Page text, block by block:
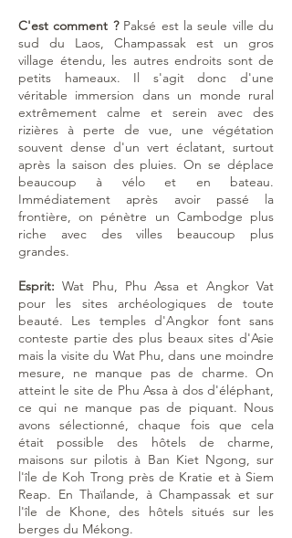
C'est comment ?Paksé est la seule ville du
sud du Laos, Champassak est un gros
village étendu, les autres endroits sont de
petits hameaux. Il s'agit donc d'une
véritable immersion dans un monde rural
extrêmement calme et serein avec des
rizières à perte de vue, une végétation
souvent dense d'un vert éclatant, surtout
après la saison des pluies. On se déplace
beaucoup à vélo et en bateau.
Immédiatement après avoir passé la
frontière, on pénètre un Cambodge plus
riche avec des villes beaucoup plus
grandes.
Esprit: Wat Phu, Phu Assa et Angkor Vat
pour les sites archéologiques de toute
beauté. Les temples d'Angkor font sans
conteste partie des plus beaux sites d'Asie
mais la visite du Wat Phu, dans une moindre
mesure, ne manque pas de charme. On
atteint le site de Phu Assa à dos d'éléphant,
ce qui ne manque pas de piquant. Nous
avons sélectionné, chaque fois que cela
était possible des hôtels de charme,
maisons sur pilotis à Ban Kiet Ngong, sur
l'île de Koh Trong près de Kratie et à Siem
Reap. En Thaïlande, à Champassak et sur
l'île de Khone, des hôtels situés sur les
berges du Mékong.